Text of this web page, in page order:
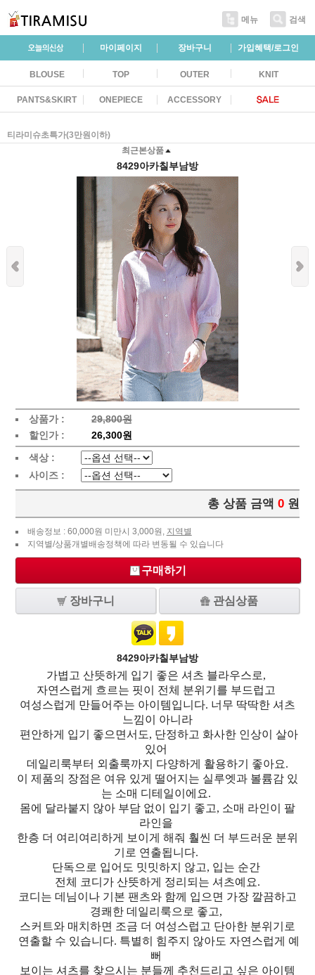
메뉴 검색
마이페이지 장바구니 가입혜택/로그인
BLOUSE TOP OUTER KNIT
PANTS&SKIRT ONEPIECE ACCESSORY
티라미슈초특가(3만원이하)
최근본상품
8429아카칠부남방
상품가 :
29,800원
할인가 :
26,300원
색상 :
사이즈 :
총 상품 금액 0 원
배송정보 : 60,000원 미만시 3,000원, 지역별
지역별/상품개별배송정책에 따라 변동될 수 있습니다
구매하기
장바구니 관심상품
8429아카칠부남방
가볍고 산뜻하게 입기 좋은 셔츠 블라우스로,
자연스럽게 흐르는 핏이 전체 분위기를 부드럽고
여성스럽게 만들어주는 아이템입니다. 너무 딱딱한 셔츠
느낌이 아니라
편안하게 입기 좋으면서도, 단정하고 화사한 인상이 살아
있어
데일리룩부터 외출룩까지 다양하게 활용하기 좋아요.
이 제품의 장점은 여유 있게 떨어지는 실루엣과 볼륨감 있
는 소매 디테일이에요.
몸에 달라붙지 않아 부담 없이 입기 좋고, 소매 라인이 팔
라인을
한층 더 여리여리하게 보이게 해줘 훨씬 더 부드러운 분위
기로 연출됩니다.
단독으로 입어도 밋밋하지 않고, 입는 순간
전체 코디가 산뜻하게 정리되는 셔츠예요.
코디는 데님이나 기본 팬츠와 함께 입으면 가장 깔끔하고
경쾌한 데일리룩으로 좋고,
스커트와 매치하면 조금 더 여성스럽고 단아한 분위기로
연출할 수 있습니다. 특별히 힘주지 않아도 자연스럽게 예
뻐
보이는 셔츠를 찾으시는 분들께 추천드리고 싶은 아이템